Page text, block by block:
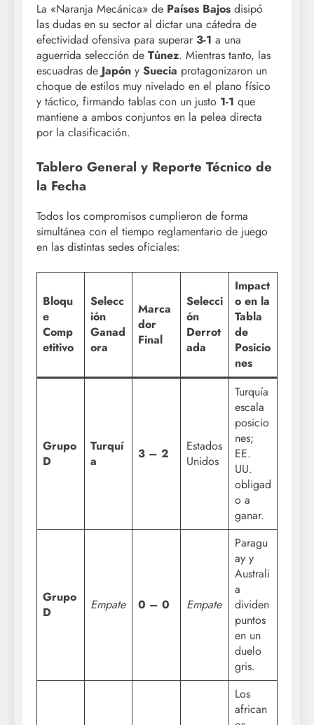
La «Naranja Mecánica» de Países Bajos disipó
las dudas en su sector al dictar una cátedra de
efectividad ofensiva para superar 3-1 a una
aguerrida selección de Túnez. Mientras tanto, las
escuadras de Japón y Suecia protagonizaron un
choque de estilos muy nivelado en el plano físico
y táctico, firmando tablas con un justo 1-1 que
mantiene a ambos conjuntos en la pelea directa
por la clasificación.
Tablero General y Reporte Técnico de
la Fecha
Todos los compromisos cumplieron de forma
simultánea con el tiempo reglamentario de juego
en las distintas sedes oficiales:
Bloqu
e
Comp
etitivo
Selecc
ión
Ganad
ora
Marca
dor
Final
Selecci
ón
Derrot
ada
Impact
o en la
Tabla
de
Posicio
nes
Grupo
D
Turquí
a
3 – 2
Estados
Unidos
Turquía
escala
posicio
nes;
EE.
UU.
obligad
o a
ganar.
Grupo
D
Empate 0 – 0 Empate
Paragu
ay y
Australi
a
dividen
puntos
en un
duelo
gris.
Los
african